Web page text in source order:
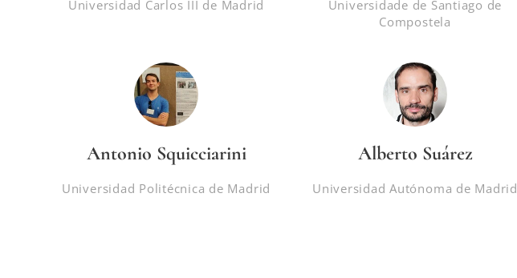
Universidad Carlos III de Madrid
Universidade de Santiago de
Compostela
Antonio Squicciarini
Universidad Politécnica de Madrid
Alberto Suárez
Universidad Autónoma de Madrid